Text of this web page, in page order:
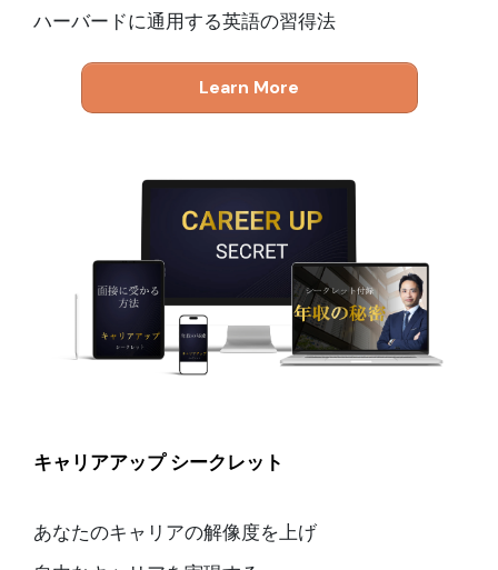
ハーバードに通用する英語の習得法
Learn More
キャリアアップ シークレット
あなたのキャリアの解像度を上げ